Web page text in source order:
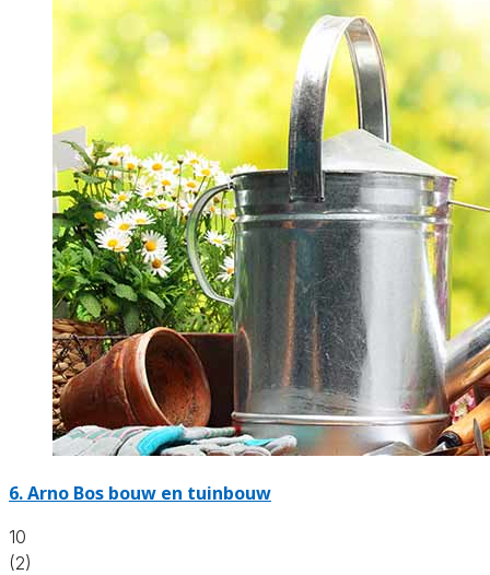
6.Arno Bos bouw en tuinbouw
10
(2)